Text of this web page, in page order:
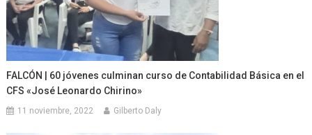
FALCÓN | 60 jóvenes culminan curso de Contabilidad Básica en el
CFS «José Leonardo Chirino»
11 noviembre, 2022 Gilberto Daly